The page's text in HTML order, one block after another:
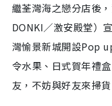
繼荃灣海之戀分店後
DONKI／激安殿堂）
灣愉景新城開設Pop
令水果、日式賀年禮
友，不妨與好友來掃貨